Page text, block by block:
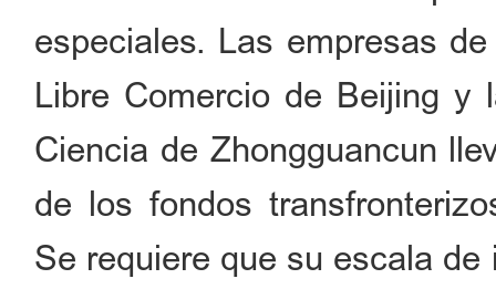
especiales. Las empresas
Libre Comercio de Beijing
Ciencia de Zhongguancun
de los fondos
Se requiere que su escala